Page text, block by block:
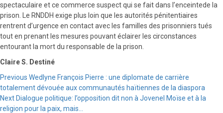
spectaculaire et ce commerce suspect qui se fait dans l’enceintede la
prison. Le RNDDH exige plus loin que les autorités pénitentiaires
rentrent d’urgence en contact avec les familles des prisonniers tués
tout en prenant les mesures pouvant éclairer les circonstances
entourant la mort du responsable de la prison.
Claire S. Destiné
Continue
Reading
Previous Wedlyne François Pierre : une diplomate de carrière
totalement dévouée aux communautés haïtiennes de la diaspora
Next Dialogue politique: l’opposition dit non à Jovenel Moïse et à la
religion pour la paix, mais…